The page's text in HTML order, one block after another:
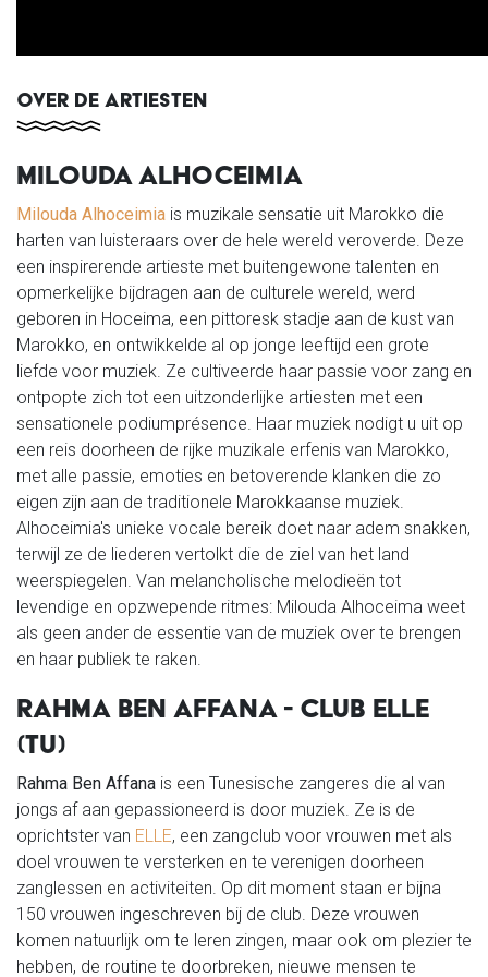
OVER DE ARTIESTEN
MILOUDA ALHOCEIMIA
Milouda Alhoceimia is muzikale sensatie uit Marokko die
harten van luisteraars over de hele wereld veroverde. Deze
een inspirerende artieste met buitengewone talenten en
opmerkelijke bijdragen aan de culturele wereld, werd
geboren in Hoceima, een pittoresk stadje aan de kust van
Marokko, en ontwikkelde al op jonge leeftijd een grote
liefde voor muziek. Ze cultiveerde haar passie voor zang en
ontpopte zich tot een uitzonderlijke artiesten met een
sensationele podiumprésence. Haar muziek nodigt u uit op
een reis doorheen de rijke muzikale erfenis van Marokko,
met alle passie, emoties en betoverende klanken die zo
eigen zijn aan de traditionele Marokkaanse muziek.
Alhoceimia's unieke vocale bereik doet naar adem snakken,
terwijl ze de liederen vertolkt die de ziel van het land
weerspiegelen. Van melancholische melodieën tot
levendige en opzwepende ritmes: Milouda Alhoceima weet
als geen ander de essentie van de muziek over te brengen
en haar publiek te raken.
RAHMA BEN AFFANA - CLUB ELLE
(TU)
Rahma Ben Affana is een Tunesische zangeres die al van
jongs af aan gepassioneerd is door muziek. Ze is de
oprichtster van ELLE, een zangclub voor vrouwen met als
doel vrouwen te versterken en te verenigen doorheen
zanglessen en activiteiten. Op dit moment staan er bijna
150 vrouwen ingeschreven bij de club. Deze vrouwen
komen natuurlijk om te leren zingen, maar ook om plezier te
hebben, de routine te doorbreken, nieuwe mensen te